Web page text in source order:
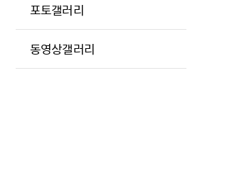
포토갤러리
동영상갤러리